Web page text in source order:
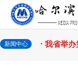
新闻中心
话
· 省教育
观学习教
· 我省举